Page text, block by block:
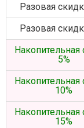
Разовая
Разовая
Накопительная
5%
Накопительная
10%
Накопительная
15%